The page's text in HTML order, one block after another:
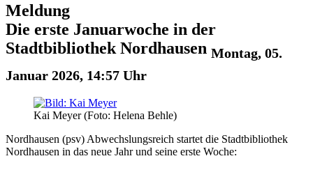
Meldung
Die erste Januarwoche in der
Stadtbibliothek Nordhausen Montag, 05.
Januar 2026, 14:57 Uhr
Kai Meyer (Foto: Helena Behle)
Nordhausen (psv) Abwechslungsreich startet die Stadtbibliothek
Nordhausen in das neue Jahr und seine erste Woche: